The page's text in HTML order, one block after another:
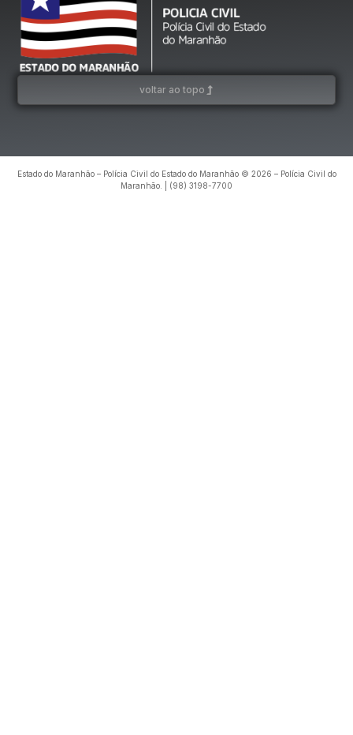
voltar ao topo
Estado do Maranhão – Polícia Civil do Estado do Maranhão © 2026 – Polícia Civil do
Maranhão. | (98) 3198-7700